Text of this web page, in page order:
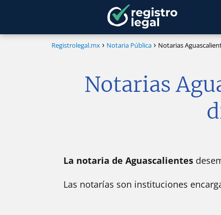
Registrolegal.mx Notaria Pública Notarias
Notarias
La notaria de Aguascalientes
Las notarías son instituciones